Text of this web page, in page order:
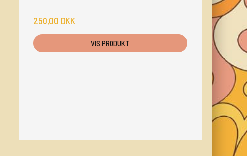
250,00 DKK
VIS PRODUKT